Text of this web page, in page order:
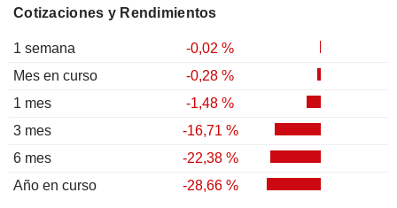
Cotizaciones y Rendimientos
1 semana
-0,02 %
Mes en curso
-0,28 %
1 mes
-1,48 %
3 mes
-16,71 %
6 mes
-22,38 %
Año en curso
-28,66 %